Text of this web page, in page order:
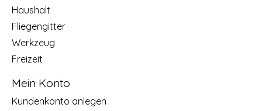
Haushalt
Fliegengitter
Werkzeug
Freizeit
Mein Konto
Kundenkonto anlegen